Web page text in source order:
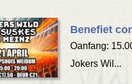
Benefiet
Oanfang:
Jokers Wil...